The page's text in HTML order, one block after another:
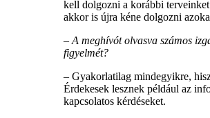
kell dolgozni a korábbi
akkor is újra kéne dolgozni
– A meghívót olvasva számos
figyelmét?
– Gyakorlatilag mindegyikre,
Érdekesek lesznek például az
kapcsolatos kérdéseket.